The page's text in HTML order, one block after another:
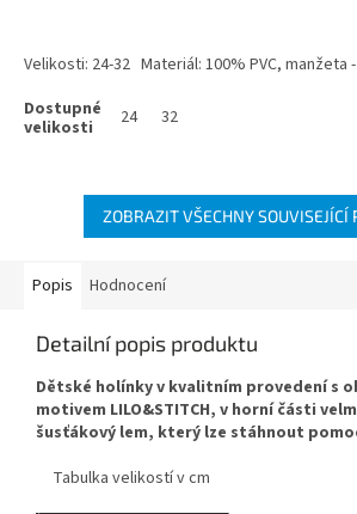
Velikosti: 24-32 Materiál: 100% PVC, manžeta
24 32
ZOBRAZIT VŠECHNY SOUVISEJÍCÍ
Popis Hodnocení
Detailní popis produktu
Dětské holínky v kvalitním provedení s
motivem LILO&STITCH, v horní části
šusťákový lem, který lze stáhnout
Tabulka velikostí v cm